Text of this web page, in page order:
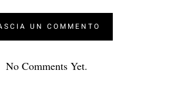
No Comments Yet.